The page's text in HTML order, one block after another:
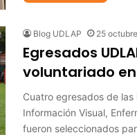
Blog UDLAP 25
Egresados
voluntariado
Cuatro egresados de
Información Visual,
fueron seleccionados